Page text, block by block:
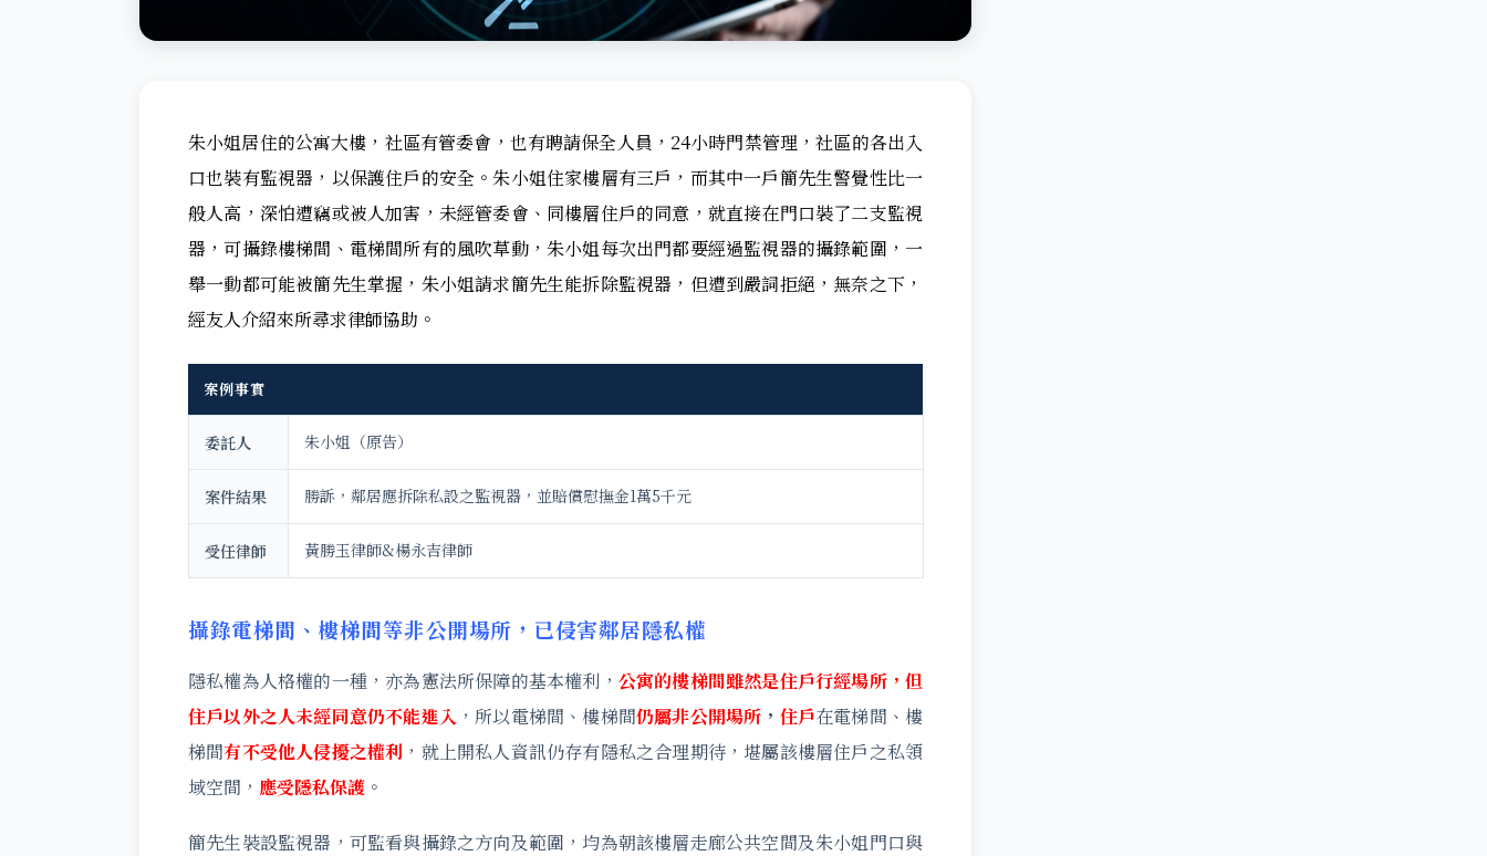
朱小姐居住的公寓大樓，社區有管委會，也有聘請保全人員，24小時門禁管理，社區的各出入
口也裝有監視器，以保護住戶的安全。朱小姐住家樓層有三戶，而其中一戶簡先生警覺性比一
般人高，深怕遭竊或被人加害，未經管委會、同樓層住戶的同意，就直接在門口裝了二支監視
器，可攝錄樓梯間、電梯間所有的風吹草動，朱小姐每次出門都要經過監視器的攝錄範圍，一
舉一動都可能被簡先生掌握，朱小姐請求簡先生能拆除監視器，但遭到嚴詞拒絕，無奈之下，
經友人介紹來所尋求律師協助。
案例事實
委託人 朱小姐（原告）
案件結果 勝訴，鄰居應拆除私設之監視器，並賠償慰撫金1萬5千元
受任律師 黃勝玉律師&楊永吉律師
攝錄電梯間、樓梯間等非公開場所，已侵害鄰居隱私權
隱私權為人格權的一種，亦為憲法所保障的基本權利， 公寓的樓梯間雖然是住戶行經場所，但
住戶以外之人未經同意仍不能進入 ，所以電梯間、樓梯間仍屬非公開場所 ， 住戶在電梯間、樓
梯間有不受他人侵擾之權利 ，就上開私人資訊仍存有隱私之合理期待，堪屬該樓層住戶之私領
域空間， 應受隱私保護 。
簡先生裝設監視器，可監看與攝錄之方向及範圍，均為朝該樓層走廊公共空間及朱小姐門口與